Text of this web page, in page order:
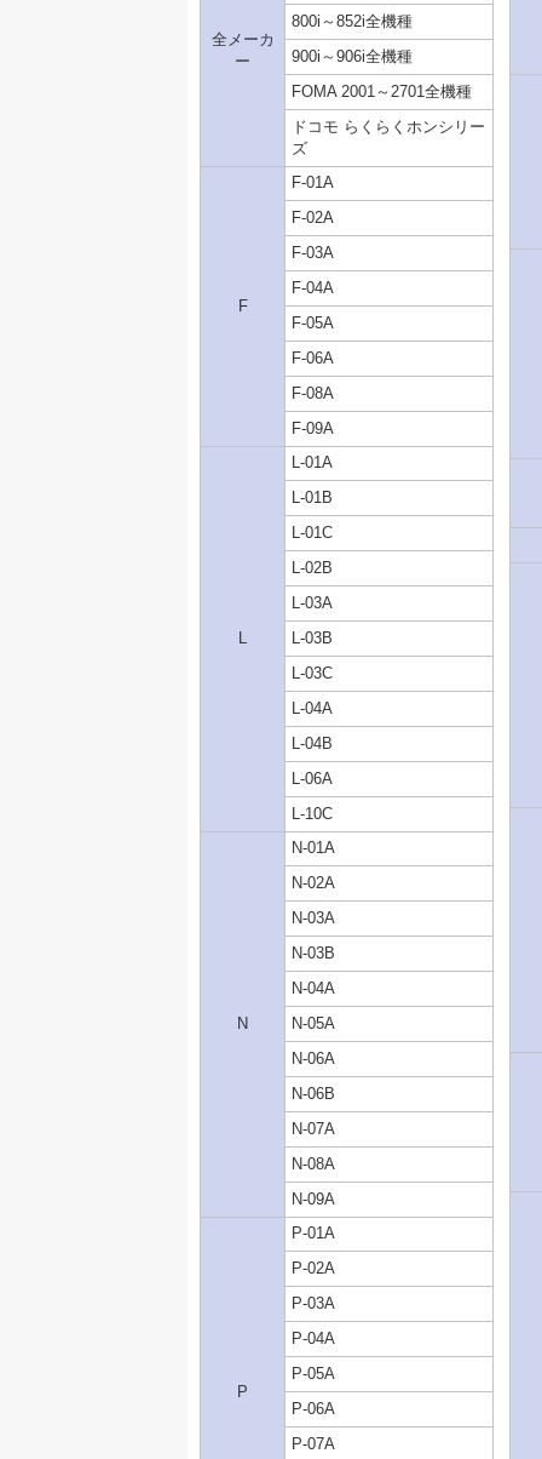
全メーカ
ー
800i～852i全機種
900i～906i全機種
FOMA 2001～2701全機種
ドコモ らくらくホンシリー
ズ
F
F-01A
F-02A
F-03A
F-04A
F-05A
F-06A
F-08A
F-09A
L
L-01A
L-01B
L-01C
L-02B
L-03A
L-03B
L-03C
L-04A
L-04B
L-06A
L-10C
N
N-01A
N-02A
N-03A
N-03B
N-04A
N-05A
N-06A
N-06B
N-07A
N-08A
N-09A
P
P-01A
P-02A
P-03A
P-04A
P-05A
P-06A
P-07A